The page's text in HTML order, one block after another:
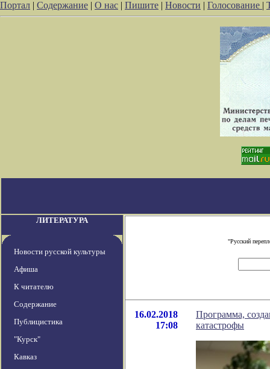
Портал | Содержание | О нас | Пишите | Новости | Голосование |
ЛИТЕРАТУРА
Новости русской культуры
Афиша
К читателю
Содержание
Публицистика
"Курск"
Кавказ
"Русский
16.02.2018
17:08
Программа,
катастрофы